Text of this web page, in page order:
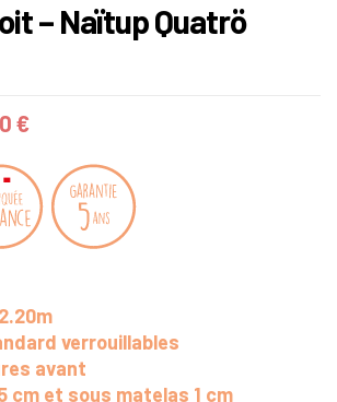
– Naïtup Quatrö
€
verrouillables
avant
cm et sous matelas 1 cm